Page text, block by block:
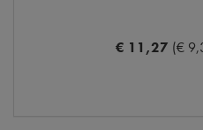
€ 11,27 (€